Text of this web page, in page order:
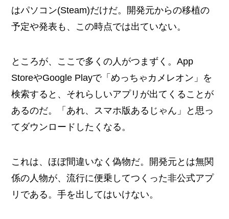
はパソコン(Steam)だけだ。開発元からの移植の
予定や発表も、この時点では出ていない。
ところが、ここで多くの人がつまずく。App
StoreやGoogle Playで「めっちゃカメレオン」を
検索すると、それらしいアプリが出てくることが
あるのだ。「あれ、スマホ版あるじゃん」と思っ
てダウンロードしたくなる。
これは、ほぼ間違いなく偽物だ。開発元とは無関
係の人物が、流行に便乗してつくった非公式アプ
リである。手を出してはいけない。